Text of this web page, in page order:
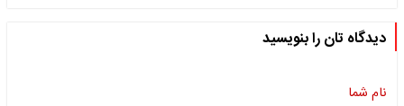
دیدگاه تان را بنویسید
نام شما